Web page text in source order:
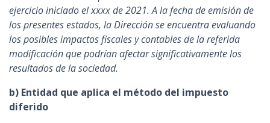
ejercicio iniciado el xxxx de 2021. A la fecha de emisión de
los presentes estados, la Dirección se encuentra evaluando
los posibles impactos fiscales y contables de la referida
modificación que podrían afectar significativamente los
resultados de la sociedad.
b) Entidad que aplica el método del impuesto
diferido